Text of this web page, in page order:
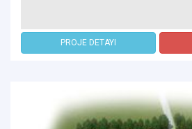
PROJE DETAYI